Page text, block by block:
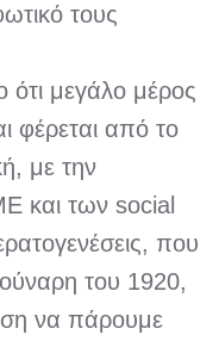
τους
ότι μεγάλο μέρος
φέρεται από το
με την
και των social
που
του 1920,
να πάρουμε